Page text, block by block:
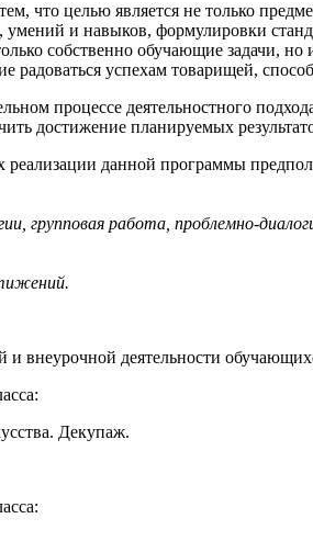
что целью является не только
умений и навыков, формулировки
собственно обучающие задачи,
успехам товарищей,
процессе деятельностного
достижение планируемых
реализации данной программы
групповая работа, проблемно-
внеурочной деятельности
Декупаж.